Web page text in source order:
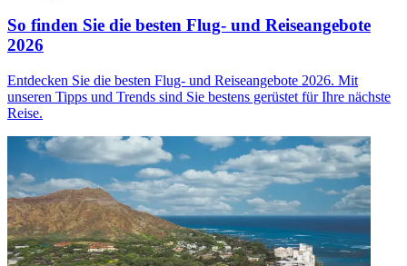
So finden Sie die besten Flug- und Reiseangebote
2026
Entdecken Sie die besten Flug- und Reiseangebote 2026. Mit
unseren Tipps und Trends sind Sie bestens gerüstet für Ihre nächste
Reise.